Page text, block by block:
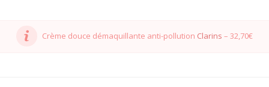
Crème douce démaquillante anti-pollution Clarins – 32,70€